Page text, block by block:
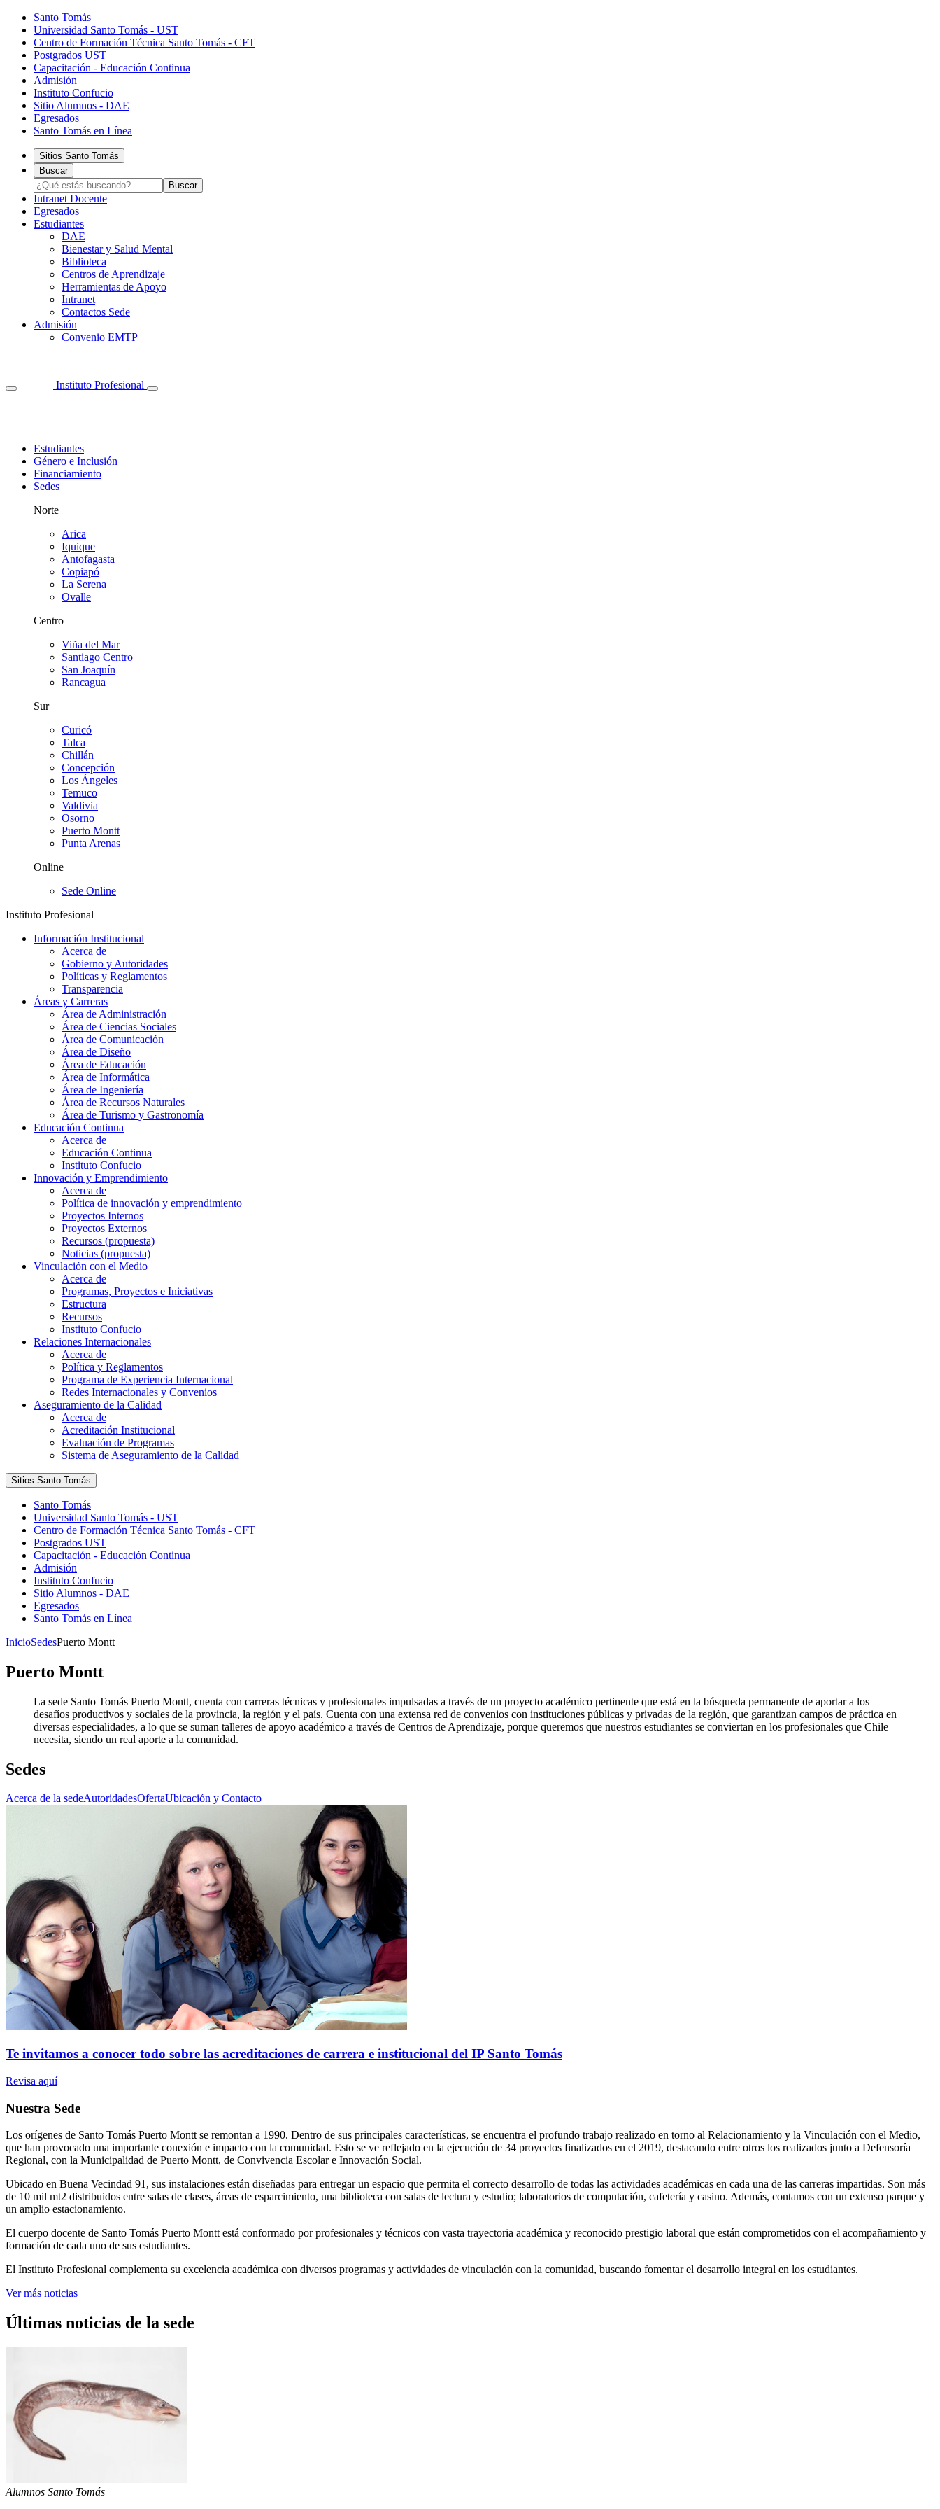
Santo Tomás
Universidad Santo Tomás - UST
Centro de Formación Técnica Santo Tomás - CFT
Postgrados UST
Capacitación - Educación Continua
Admisión
Instituto Confucio
Sitio Alumnos - DAE
Egresados
Santo Tomás en Línea
Sitios Santo Tomás
Buscar
Intranet Docente
Egresados
Estudiantes
DAE
Bienestar y Salud Mental
Biblioteca
Centros de Aprendizaje
Herramientas de Apoyo​
Intranet
Contactos Sede
Admisión
Convenio EMTP
Instituto Profesional
Estudiantes
Género e Inclusión
Financiamiento
Sedes
Norte
Arica
Iquique
Antofagasta
Copiapó
La Serena
Ovalle
Centro
Viña del Mar
Santiago Centro
San Joaquín
Rancagua
Sur
Curicó
Talca
Chillán
Concepción
Los Ángeles
Temuco
Valdivia
Osorno
Puerto Montt
Punta Arenas
Online
Sede Online
Instituto Profesional
Información Institucional
Acerca de
Gobierno y Autoridades​
Políticas y Reglamentos​
Transparencia
Áreas y Carreras
Área de Administración
Área de Ciencias Sociales
Área de Comunicación
Área de Diseño
Área de Educación
Área de Informática
Área de Ingeniería
Área de Recursos Naturales
Área de Turismo y Gastronomía
Educación Continua
Acerca de
Educación Continua
Instituto Confucio
Innovación y Emprendimiento
Acerca de
Política de innovación y emprendimiento
Proyectos Internos
Proyectos Externos
Recursos (propuesta)
Noticias (propuesta)
Vinculación con el Medio
Acerca de
Programas, Proyectos e Iniciativas
Estructura
Recursos
Instituto Confucio
Relaciones Internacionales
Acerca de
Política y Reglamentos
Programa de Experiencia Internacional
Redes Internacionales y Convenios
Aseguramiento de la Calidad
Acerca de
Acreditación Institucional
Evaluación de Programas
Sistema de Aseguramiento de la Calidad
Sitios Santo Tomás
Santo Tomás
Universidad Santo Tomás - UST
Centro de Formación Técnica Santo Tomás - CFT
Postgrados UST
Capacitación - Educación Continua
Admisión
Instituto Confucio
Sitio Alumnos - DAE
Egresados
Santo Tomás en Línea
InicioSedesPuerto Montt
Puerto Montt
La sede Santo Tomás Puerto Montt, cuenta con carreras técnicas y profesionales impulsadas a través de un proyecto académico pertinente que está en la búsqueda permanente de aportar a los
desafíos productivos y sociales de la provincia, la región y el país. Cuenta con una extensa red de convenios con instituciones públicas y privadas de la región, que garantizan campos de práctica en
diversas especialidades, a lo que se suman talleres de apoyo académico a través de Centros de Aprendizaje, porque queremos que nuestros estudiantes se conviertan en los profesionales que Chile
necesita, siendo un real aporte a la comunidad.
Sedes
Acerca de la sedeAutoridadesOfertaUbicación y Contacto
Te invitamos a conocer todo sobre las acreditaciones de carrera e institucional del IP Santo Tomás
Revisa aquí
Nuestra Sede
Los orígenes de Santo Tomás Puerto Montt se remontan a 1990. Dentro de sus principales características, se encuentra el profundo trabajo realizado en torno al Relacionamiento y la Vinculación con el Medio,
que han provocado una importante conexión e impacto con la comunidad. Esto se ve reflejado en la ejecución de 34 proyectos finalizados en el 2019, destacando entre otros los realizados junto a Defensoría
Regional, con la Municipalidad de Puerto Montt, de Convivencia Escolar e Innovación Social.
Ubicado en Buena Vecindad 91, sus instalaciones están diseñadas para entregar un espacio que permita el correcto desarrollo de todas las actividades académicas en cada una de las carreras impartidas. Son más
de 10 mil mt2 distribuidos entre salas de clases, áreas de esparcimiento, una biblioteca con salas de lectura y estudio; laboratorios de computación, cafetería y casino. Además, contamos con un extenso parque y
un amplio estacionamiento.
El cuerpo docente de Santo Tomás Puerto Montt está conformado por profesionales y técnicos con vasta trayectoria académica y reconocido prestigio laboral que están comprometidos con el acompañamiento y
formación de cada uno de sus estudiantes.
El Instituto Profesional complementa su excelencia académica con diversos programas y actividades de vinculación con la comunidad, buscando fomentar el desarrollo integral en los estudiantes.
Ver más noticias
Últimas noticias de la sede
Alumnos Santo Tomás